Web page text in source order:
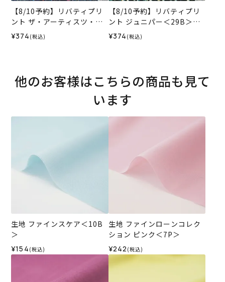
【8/10予約】リバティプリ
ント ザ・アーティスツ・ツ
リー＜14N＞生地 （ホビー
ラホビーレオリジナル）202
¥374 (税込)
【8/10予約】リバティプリ
ント ジュニパー＜29B＞生
地 （ホビーラホビーレオリ
ジナル）2026AW
¥374 (税込)
他のお客様はこちらの商品も見て
います
生地 ファインスケア＜10B
＞
¥154 (税込)
生地 ファインローンコレク
ション ピンク＜7P＞
¥242 (税込)